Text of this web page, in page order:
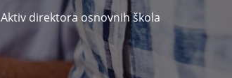
Aktiv direktora osnovnih škola